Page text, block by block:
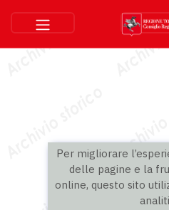
Per migliorare
delle pagine e la
online, questo sito